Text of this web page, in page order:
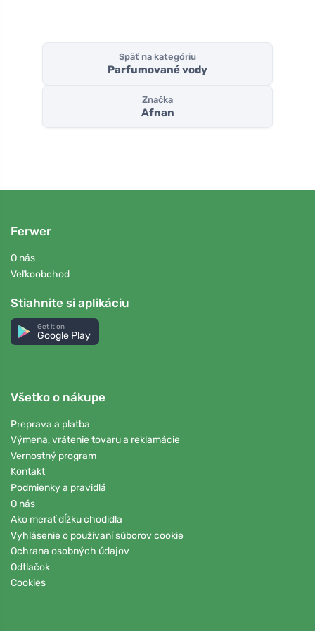
Späť na kategóriu
Parfumované vody
Značka
Afnan
Ferwer
O nás
Veľkoobchod
Stiahnite si aplikáciu
Get it on
Google Play
Všetko o nákupe
Preprava a platba
Výmena, vrátenie tovaru a reklamácie
Vernostný program
Kontakt
Podmienky a pravidlá
O nás
Ako merať dĺžku chodidla
Vyhlásenie o používaní súborov cookie
Ochrana osobných údajov
Odtlačok
Cookies